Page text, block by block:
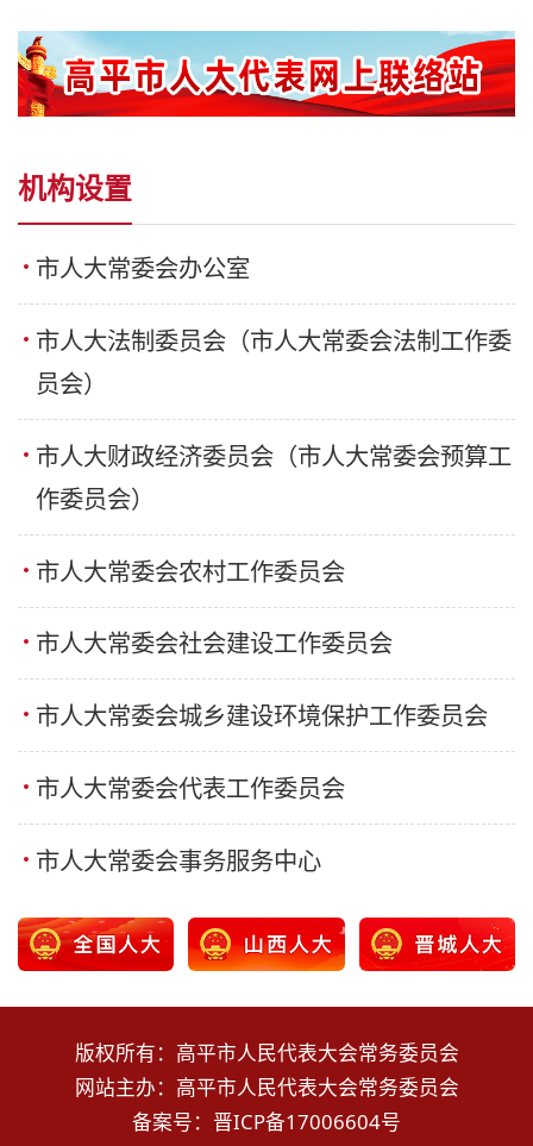
机构设置
市人大常委会办公室
市人大法制委员会（市人大常委会法制工作委
员会）
市人大财政经济委员会（市人大常委会预算工
作委员会）
市人大常委会农村工作委员会
市人大常委会社会建设工作委员会
市人大常委会城乡建设环境保护工作委员会
市人大常委会代表工作委员会
市人大常委会事务服务中心
版权所有：高平市人民代表大会常务委员会
网站主办：高平市人民代表大会常务委员会
备案号： 晋ICP备17006604号